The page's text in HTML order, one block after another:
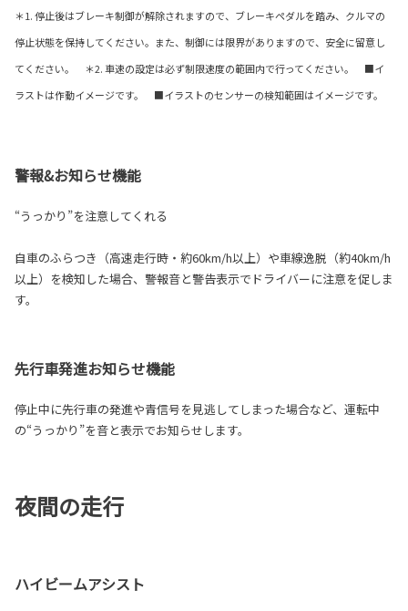
＊1. 停止後はブレーキ制御が解除されますので、ブレーキペダルを踏み、クルマの
停止状態を保持してください。また、制御には限界がありますので、安全に留意し
てください。 ＊2. 車速の設定は必ず制限速度の範囲内で行ってください。 ■イ
ラストは作動イメージです。 ■イラストのセンサーの検知範囲はイメージです。
警報&お知らせ機能
“うっかり”を注意してくれる
自車のふらつき（高速走行時・約60km/h以上）や車線逸脱（約40km/h
以上）を検知した場合、警報音と警告表示でドライバーに注意を促しま
す。
先行車発進お知らせ機能
停止中に先行車の発進や青信号を見逃してしまった場合など、運転中
の“うっかり”を音と表示でお知らせします。
夜間の走行
ハイビームアシスト